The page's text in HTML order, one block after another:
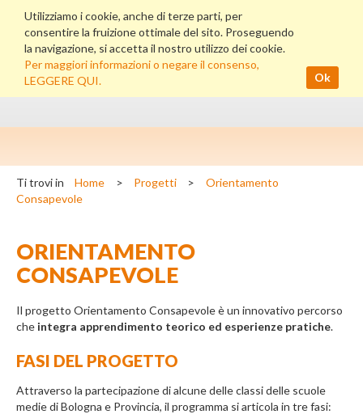
Ti trovi in Home > Progetti >
Orientamento
Consapevole
ORIENTAMENTO
CONSAPEVOLE
Il progetto Orientamento Consapevole è un innovativo percorso
che integra apprendimento teorico ed esperienze pratiche.
FASI DEL PROGETTO
Attraverso la partecipazione di alcune delle classi delle scuole
medie di Bologna e Provincia, il programma si articola in tre fasi:
Utilizziamo i cookie, anche di terze parti, per
consentire la fruizione ottimale del sito. Proseguendo
la navigazione, si accetta il nostro utilizzo dei cookie.
Per maggiori informazioni o negare il consenso,
LEGGERE QUI.
Ok